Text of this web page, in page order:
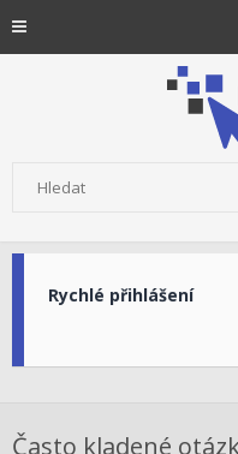
Rychlé přihlášení
Často kladené